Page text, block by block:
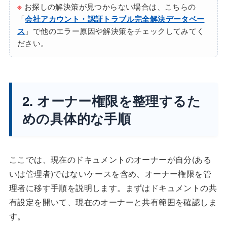
※ お探しの解決策が見つからない場合は、こちらの
「会社アカウント・認証トラブル完全解決データベー
ス 」で他のエラー原因や解決策をチェックしてみてく
ださい。
2. オーナー権限を整理するた
めの具体的な手順
ここでは、現在のドキュメントのオーナーが自分(ある
いは管理者)ではないケースを含め、オーナー権限を管
理者に移す手順を説明します。まずはドキュメントの共
有設定を開いて、現在のオーナーと共有範囲を確認しま
す。